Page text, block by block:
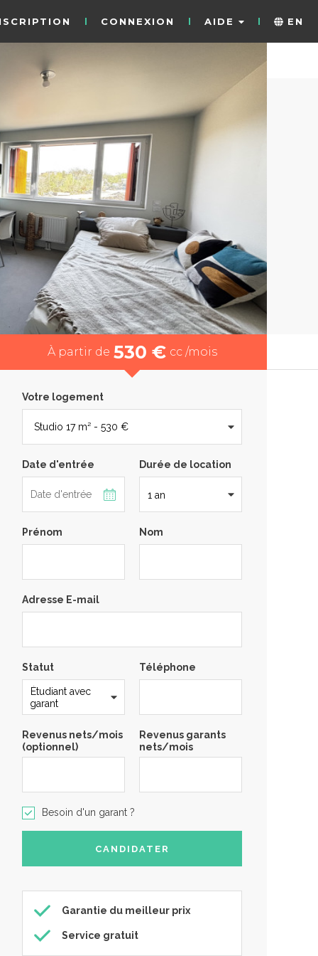
CONNEXION AIDE EN
9
À partir de 530 € cc /mois
Votre logement
Date d'entrée Durée de location
Prénom Nom
Adresse E-mail
Statut Téléphone
Revenus nets/mois
(optionnel)
Revenus garants
nets/mois
Besoin d'un garant ?
Garantie du meilleur prix
Service gratuit